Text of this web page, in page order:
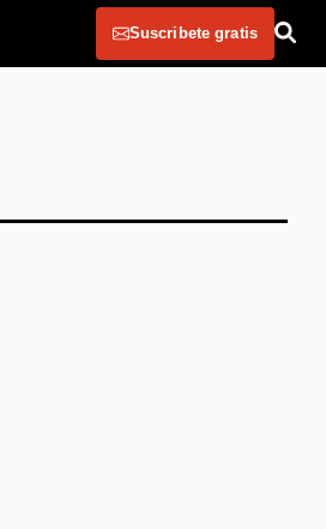
Suscribete gratis